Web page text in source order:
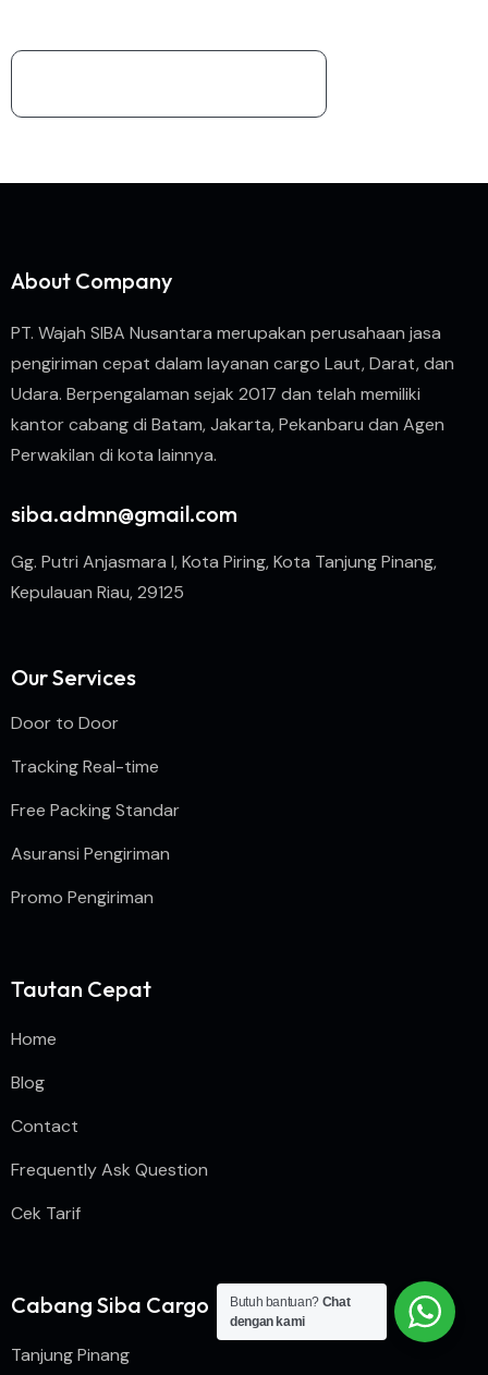
About Company
PT. Wajah SIBA Nusantara merupakan perusahaan jasa
pengiriman cepat dalam layanan cargo Laut, Darat, dan
Udara. Berpengalaman sejak 2017 dan telah memiliki
kantor cabang di Batam, Jakarta, Pekanbaru dan Agen
Perwakilan di kota lainnya.
siba.admn@gmail.com
Gg. Putri Anjasmara I, Kota Piring, Kota Tanjung Pinang,
Kepulauan Riau, 29125
Our Services
Door to Door
Tracking Real-time
Free Packing Standar
Asuransi Pengiriman
Promo Pengiriman
Tautan Cepat
Home
Blog
Contact
Frequently Ask Question
Cek Tarif
Cabang Siba Cargo
Tanjung Pinang
Butuh bantuan? Chat
dengan kami